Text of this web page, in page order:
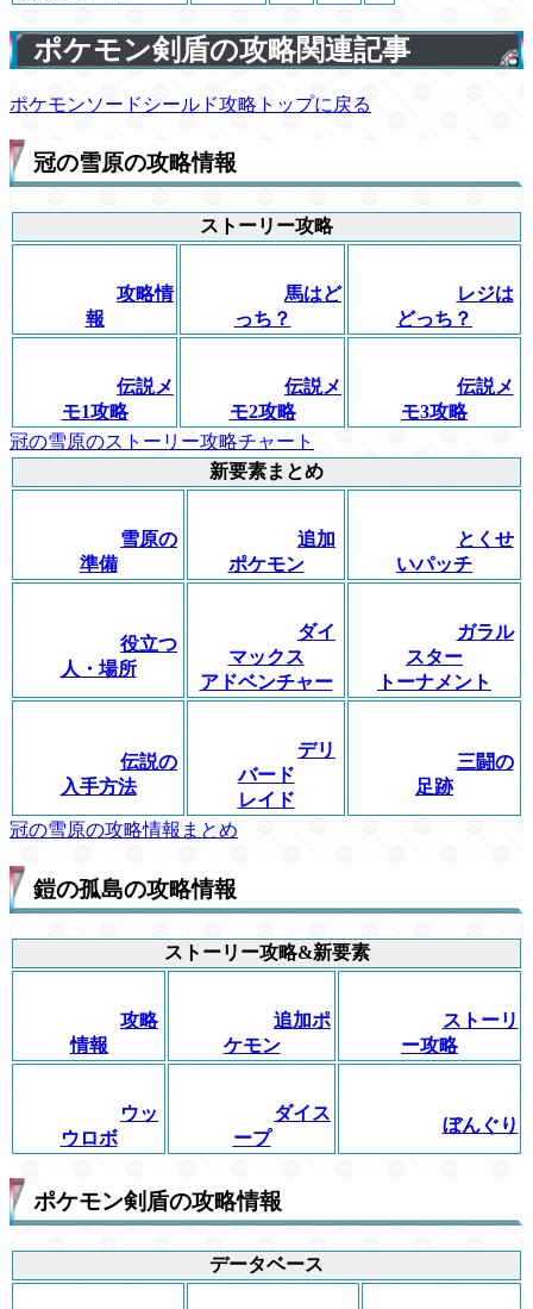
ポケモン剣盾の攻略関連記事
ポケモンソードシールド攻略トップに戻る
冠の雪原の攻略情報
ストーリー攻略
攻略情
報
馬はど
っち？
レジは
どっち？
伝説メ
モ1攻略
伝説メ
モ2攻略
伝説メ
モ3攻略
冠の雪原のストーリー攻略チャート
新要素まとめ
雪原の
準備
追加
ポケモン
とくせ
いパッチ
役立つ
人・場所
ダイ
マックス
アドベンチャー
ガラル
スター
トーナメント
伝説の
入手方法
デリ
バード
レイド
三闘の
足跡
冠の雪原の攻略情報まとめ
鎧の孤島の攻略情報
ストーリー攻略&新要素
攻略
情報
追加ポ
ケモン
ストーリ
ー攻略
ウッ
ウロボ
ダイス
ープ
ぼんぐり
ポケモン剣盾の攻略情報
データベース